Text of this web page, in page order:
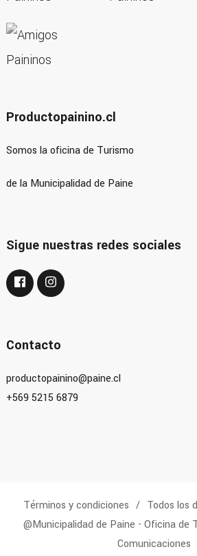
Productopainino.cl
Somos la oficina de Turismo
de la Municipalidad de Paine
Sigue nuestras redes sociales
Contacto
productopainino@paine.cl
+569 5215 6879
Términos y condiciones
Todos los
@Municipalidad de Paine - Oficina de
Comunicaciones